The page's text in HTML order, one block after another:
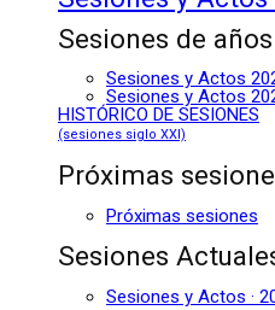
Sesiones de
Sesiones y Actos
Sesiones y Actos
HISTÓRICO DE SESIONES
(sesiones siglo XXI)
Próximas
Próximas sesiones
Sesiones
Sesiones y Actos ·